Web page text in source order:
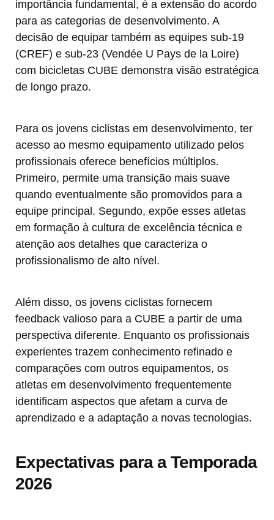
importância fundamental, é a extensão do acordo
para as categorias de desenvolvimento. A
decisão de equipar também as equipes sub-19
(CREF) e sub-23 (Vendée U Pays de la Loire)
com bicicletas CUBE demonstra visão estratégica
de longo prazo.
Para os jovens ciclistas em desenvolvimento, ter
acesso ao mesmo equipamento utilizado pelos
profissionais oferece benefícios múltiplos.
Primeiro, permite uma transição mais suave
quando eventualmente são promovidos para a
equipe principal. Segundo, expõe esses atletas
em formação à cultura de excelência técnica e
atenção aos detalhes que caracteriza o
profissionalismo de alto nível.
Além disso, os jovens ciclistas fornecem
feedback valioso para a CUBE a partir de uma
perspectiva diferente. Enquanto os profissionais
experientes trazem conhecimento refinado e
comparações com outros equipamentos, os
atletas em desenvolvimento frequentemente
identificam aspectos que afetam a curva de
aprendizado e a adaptação a novas tecnologias.
Expectativas para a Temporada
2026